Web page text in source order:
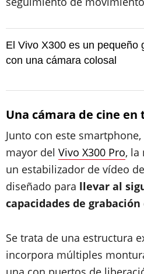
El Vivo X300 es un pequeño
con una cámara colosal
Una cámara de cine
Junto con este
mayor del Vivo X300 Pro, la
un estabilizador de vídeo
diseñado para llevar al
capacidades de
Se trata de una estructura
incorpora múltiples